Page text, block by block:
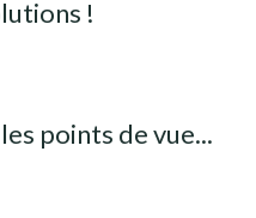
!
points de vue...